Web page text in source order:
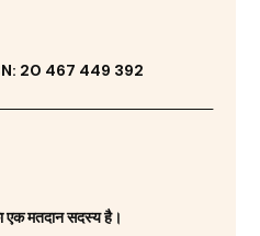
20 467 449 392
एक मतदान सदस्य है।